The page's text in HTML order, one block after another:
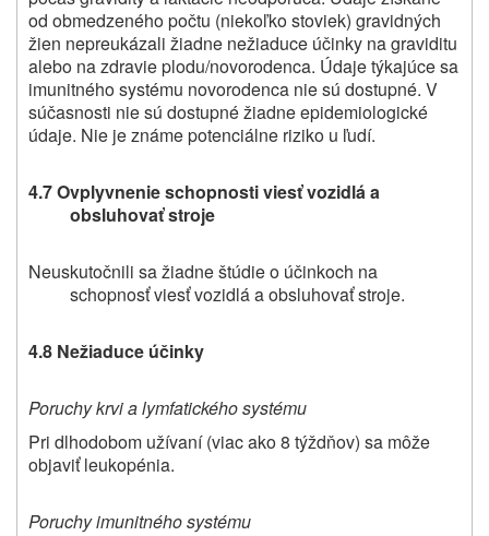
od obmedzeného počtu (niekoľko stoviek) gravidných
žien nepreukázali žiadne nežiaduce účinky na graviditu
alebo na zdravie plodu/novorodenca. Údaje týkajúce sa
imunitného systému novorodenca nie sú dostupné. V
súčasnosti nie sú dostupné žiadne epidemiologické
údaje. Nie je známe potenciálne riziko u ľudí.
4.7 Ovplyvnenie schopnosti viesť vozidlá a
obsluhovať stroje
Neuskutočnili sa žiadne štúdie o účinkoch na
schopnosť viesť vozidlá a obsluhovať stroje.
4.8 Nežiaduce účinky
Poruchy krvi a lymfatického systému
Pri dlhodobom užívaní (viac ako 8 týždňov) sa môže
objaviť leukopénia.
Poruchy imunitného systému